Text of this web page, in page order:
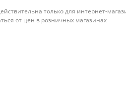
только для интернет-
от цен в розничных магазинах